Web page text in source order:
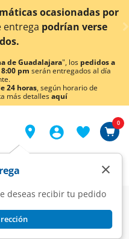
por
verse
¡Ahora
de Guadalajara", los pedidos a
8:00 pm serán entregados al día
24 horas, según horario de
más detallesaquí
deseas recibir tu pedido
×
0
Aceites Comestibles
Virgen, 250 ml.